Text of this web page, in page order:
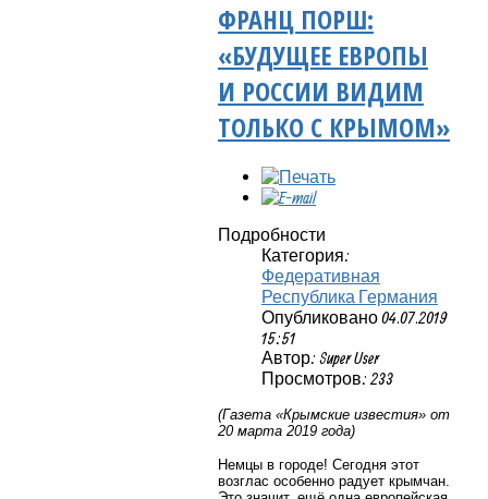
ФРАНЦ ПОРШ:
«БУДУЩЕЕ ЕВРОПЫ
И РОССИИ ВИДИМ
ТОЛЬКО С КРЫМОМ»
Подробности
Категория:
Федеративная
Республика Германия
Опубликовано 04.07.2019
15:51
Автор: Super User
Просмотров: 233
(Газета «Крымские известия» от
20 марта 2019 года)
Немцы в городе! Сегодня этот
возглас особенно радует крымчан.